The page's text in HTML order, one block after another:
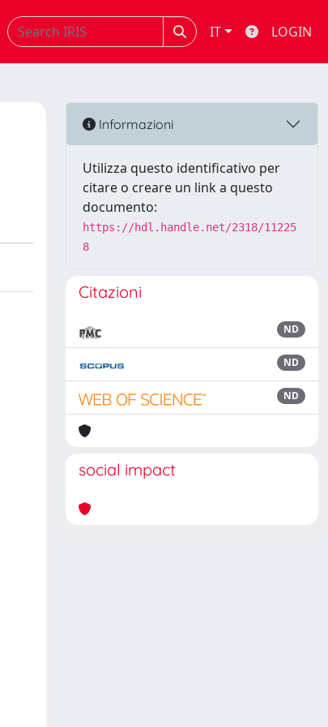
IT LOGIN
Informazioni
Utilizza questo identificativo per
citare o creare un link a questo
documento:
https://hdl.handle.net/2318/11225
8
Citazioni
ND
ND
ND
social impact